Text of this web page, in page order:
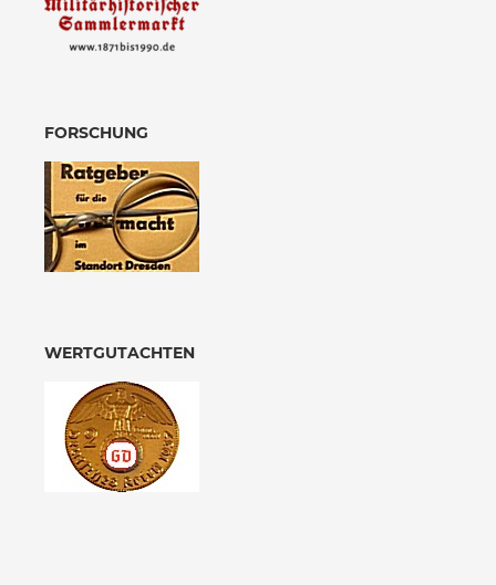
FORSCHUNG
WERTGUTACHTEN